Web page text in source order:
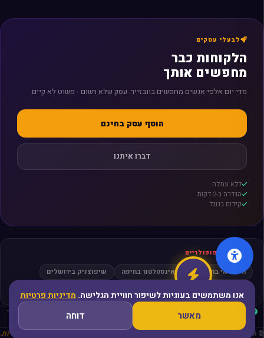
לבעלי עסקים
הלקוחות כבר
מחפשים אותך
מדי יום אלפי אנשים מחפשים בוובזייר. עסק שלא רשום - פשוט לא קיים.
הוסף עסק בחינם
דברו איתנו
ללא עמלה
הגדרה ב-2 דקות
קידום בגוגל
חיפושים פופולריים
חשמלאי בתל אביב אינסטלטור בחיפה
שיפוצניק בירושלים
עסקים מאומתים ביקורות אמיתיות פריסה ארצית
ללא תיווך
מאובטח ופרטי
© 2026 WeBezier Index Israel - כל הזכויות שמורות
פלטפורמה. קהילה. הזדמנויות.
אנו משתמשים בעוגיות לשיפור חוויית הגלישה. מדיניות פרטיות
מאשר דוחה